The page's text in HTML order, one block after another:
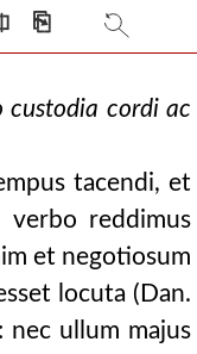
⎘
custodia cordi ac
tacendi, et
reddimus
et negotiosum
locuta (Dan.
nec ullum majus